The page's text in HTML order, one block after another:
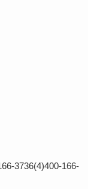
3736(4)400-166-